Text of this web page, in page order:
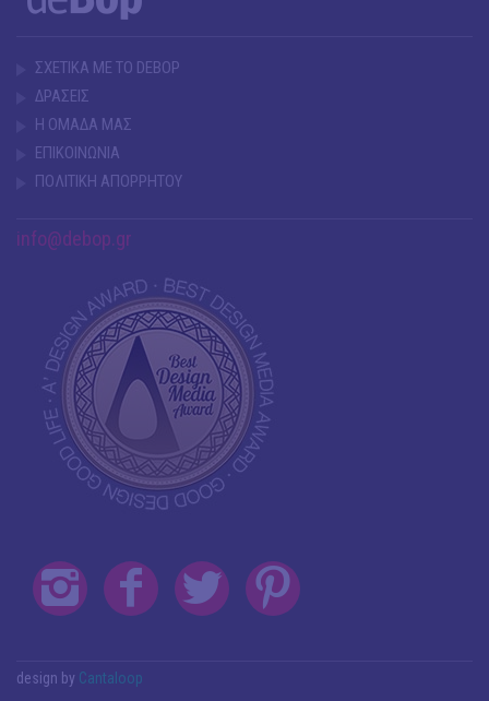
ΣΧΕΤΙΚΑ ΜΕ ΤΟ DEBOP
ΔΡΑΣΕΙΣ
Η ΟΜΑΔΑ ΜΑΣ
ΕΠΙΚΟΙΝΩΝΙΑ
ΠΟΛΙΤΙΚΗ ΑΠΟΡΡΗΤΟΥ
info@debop.gr
design by Cantaloop